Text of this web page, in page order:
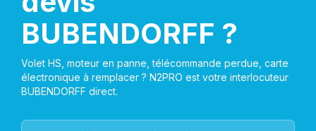
BUBENDORFF ?
Volet HS, moteur en panne, télécommande perdue, carte
électronique à remplacer ? N2PRO est votre interlocuteur
BUBENDORFF direct.